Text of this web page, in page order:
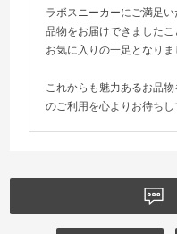
ラボスニーカーにご満足
品物をお届けできましたこ
お気に入りの一足となりま
これからも魅力あるお品
のご利用を心よりお待ちし